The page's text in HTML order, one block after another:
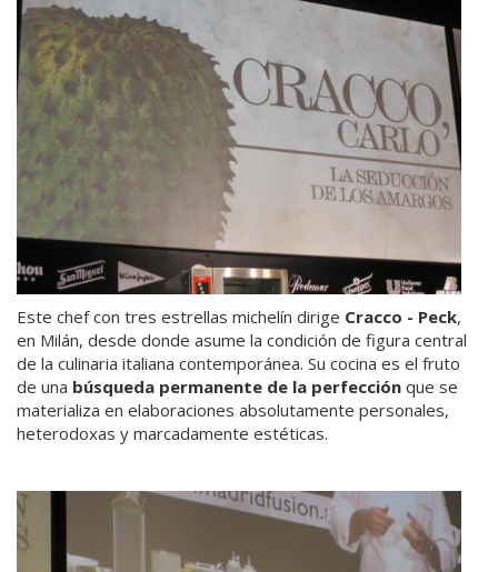
Este chef con tres estrellas michelín dirige Cracco - Peck,
en Milán, desde donde asume la condición de figura central
de la culinaria italiana contemporánea. Su cocina es el fruto
de una búsqueda permanente de la perfección que se
materializa en elaboraciones absolutamente personales,
heterodoxas y marcadamente estéticas.